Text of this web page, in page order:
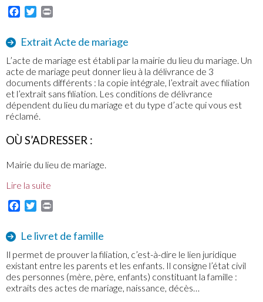
Facebook
Twitter
Extrait Acte de mariage
L’acte de mariage est établi par la mairie du lieu du mariage. Un
acte de mariage peut donner lieu à la délivrance de 3
documents différents : la copie intégrale, l’extrait avec filiation
et l’extrait sans filiation. Les conditions de délivrance
dépendent du lieu du mariage et du type d’acte qui vous est
réclamé.
OÙ S’ADRESSER :
Mairie du lieu de mariage.
Lire la suite
Facebook
Twitter
Le livret de famille
Il permet de prouver la filiation, c’est-à-dire le lien juridique
existant entre les parents et les enfants. Il consigne l’état civil
des personnes (mère, père, enfants) constituant la famille :
extraits des actes de mariage, naissance, décès…